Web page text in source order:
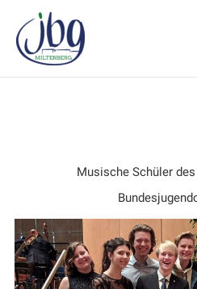
Inhalt
springen
Musische Schüler